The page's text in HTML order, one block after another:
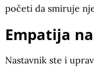
početi da smiruje
Empatija
Nastavnik ste i